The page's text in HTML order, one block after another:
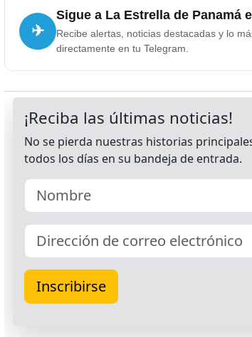
✈
Sigue a La Estrella de Panamá
Recibe alertas, noticias destacadas y lo
directamente en tu Telegram.